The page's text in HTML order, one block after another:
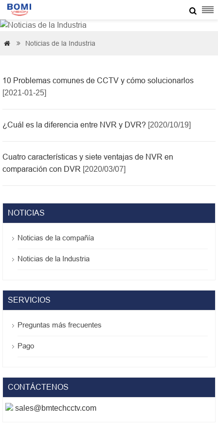

  Noticias de la Industria
10 Problemas comunes de CCTV y cómo solucionarlos
[2021-01-25]
¿Cuál es la diferencia entre NVR y DVR? [2020/10/19]
Cuatro características y siete ventajas de NVR en
comparación con DVR [2020/03/07]
NOTICIAS
Noticias de la compañía
Noticias de la Industria
SERVICIOS
Preguntas más frecuentes
Pago
CONTÁCTENOS
sales@bmtechcctv.com